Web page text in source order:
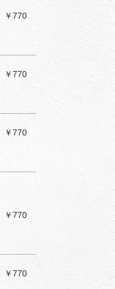
￥770
￥770
￥770
￥770
￥770